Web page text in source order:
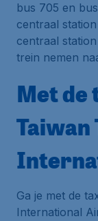
bus 705 en
centraal
centraal
trein nemen
Met de
Taiwan
Ga je met de
International